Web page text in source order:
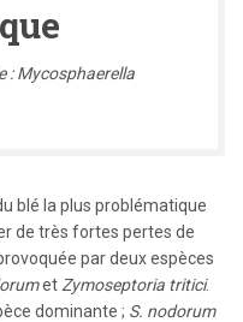
: Mycosphaerella
blé la plus problématique
de très fortes pertes de
par deux espèces
et Zymoseptoria tritici.
dominante ; S. nodorum